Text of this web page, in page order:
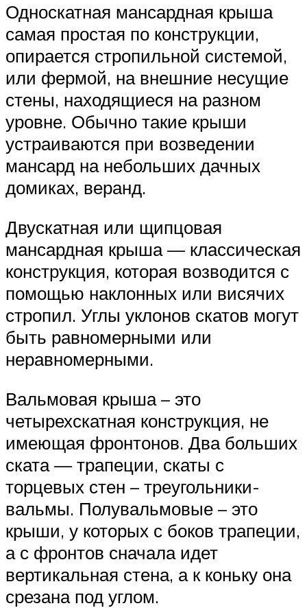
Односкатная мансардная крыша
самая простая по конструкции,
опирается стропильной системой,
или фермой, на внешние несущие
стены, находящиеся на разном
уровне. Обычно такие крыши
устраиваются при возведении
мансард на небольших дачных
домиках, веранд.
Двускатная или щипцовая
мансардная крыша — классическая
конструкция, которая возводится с
помощью наклонных или висячих
стропил. Углы уклонов скатов могут
быть равномерными или
неравномерными.
Вальмовая крыша – это
четырехскатная конструкция, не
имеющая фронтонов. Два больших
ската — трапеции, скаты с
торцевых стен – треугольники-
вальмы. Полувальмовые – это
крыши, у которых с боков трапеции,
а с фронтов сначала идет
вертикальная стена, а к коньку она
срезана под углом.